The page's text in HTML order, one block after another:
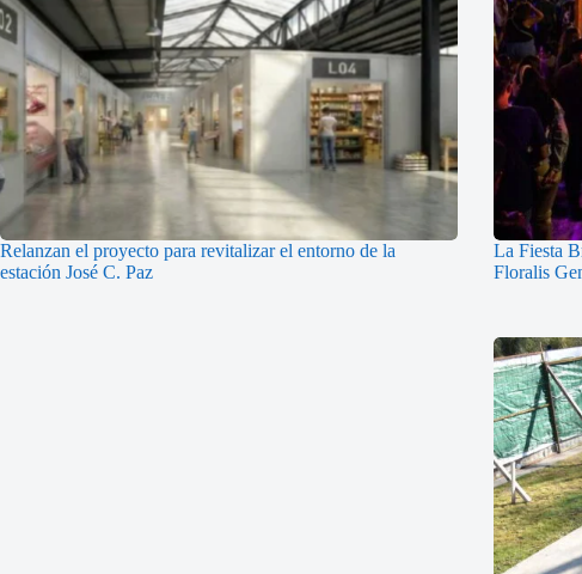
Relanzan el proyecto para revitalizar el entorno de la
estación José C. Paz
La Fiesta
Floralis